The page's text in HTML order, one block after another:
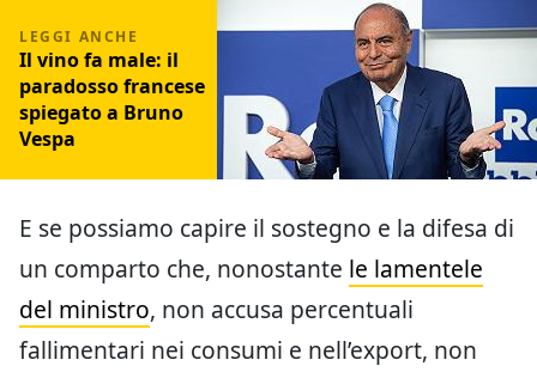
Il vino fa male: il
paradosso francese
spiegato a Bruno
Vespa
E se possiamo capire il sostegno e la difesa di
un comparto che, nonostante le lamentele
del ministro, non accusa percentuali
fallimentari nei consumi e nell’export, non